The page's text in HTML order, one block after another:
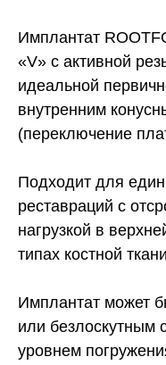
Имплантат
«V» с активной
идеальной
внутренним
(переключение
Подходит для
реставраций с
нагрузкой в
типах костной
Имплантат может
или безлоскутным
уровнем